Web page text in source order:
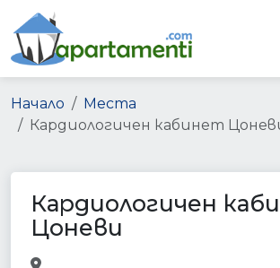
Начало
Места
Кардиологичен кабинет
Кардиологичен
Цоневи